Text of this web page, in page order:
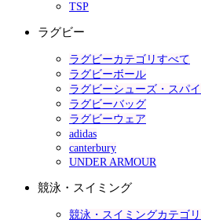
TSP
ラグビー
ラグビーカテゴリすべて
ラグビーボール
ラグビーシューズ・スパ
ラグビーバッグ
ラグビーウェア
adidas
canterbury
UNDER ARMOUR
競泳・スイミング
競泳・スイミングカテゴ